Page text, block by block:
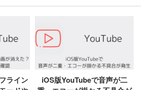
ライン
iOS版YouTubeで音声が二